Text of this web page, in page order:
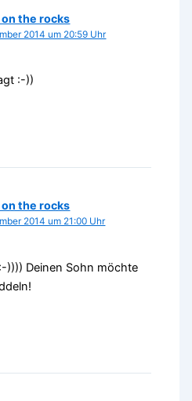
on the rocks
2014 um 20:59 Uhr
:-))
on the rocks
2014 um 21:00 Uhr
)))) Deinen Sohn möchte